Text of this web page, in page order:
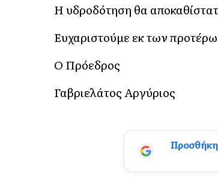
Η υδροδότηση θα
Ευχαριστούμε εκ των
Ο Πρόεδρος
Γαβριελάτος Αργύριος